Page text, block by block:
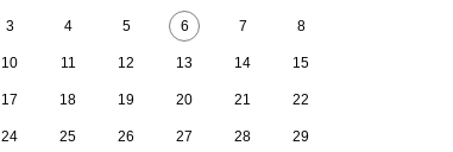
3 4 5 6 7 8
10 11 12 13 14 15
17 18 19 20 21 22
24 25 26 27 28 29